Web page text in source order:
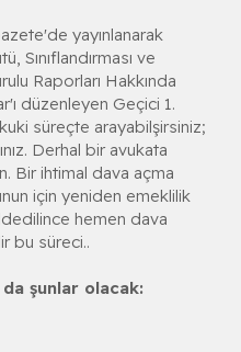
yayınlanarak
Sınıflandırması ve
Raporları Hakkında
düzenleyen Geçici 1.
süreçte arayabilşirsiniz;
Derhal bir avukata
Bir ihtimal dava açma
için yeniden emeklilik
hemen dava
bu süreci..
da şunlar olacak: